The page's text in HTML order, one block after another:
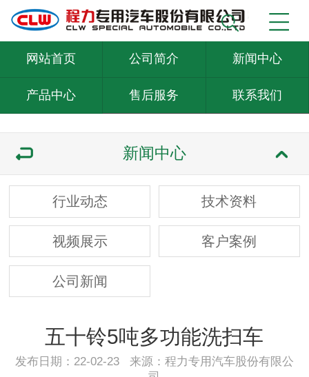
网站首页 公司简介 新闻中心
产品中心 售后服务 联系我们
新闻中心
行业动态 技术资料
视频展示 客户案例
公司新闻
五十铃5吨多功能洗扫车
发布日期：22-02-23 来源：程力专用汽车股份有限公